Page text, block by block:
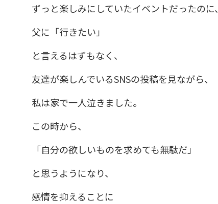
ずっと楽しみにしていたイベントだったのに、
父に「行きたい」
と言えるはずもなく、
友達が楽しんでいるSNSの投稿を見ながら、
私は家で一人泣きました。
この時から、
「自分の欲しいものを求めても無駄だ」
と思うようになり、
感情を抑えることに